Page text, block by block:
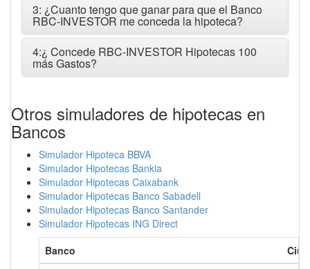
3: ¿Cuanto tengo que ganar para que el Banco
RBC-INVESTOR me conceda la hipoteca?
4:¿ Concede RBC-INVESTOR Hipotecas 100
más Gastos?
Otros simuladores de hipotecas en
Bancos
Simulador Hipoteca BBVA
Simulador Hipotecas Bankia
Simulador Hipotecas Caixabank
Simulador Hipotecas Banco Sabadell
Simulador Hipotecas Banco Santander
Simulador Hipotecas ING Direct
Banco